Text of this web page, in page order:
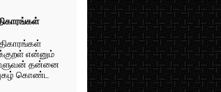
என்னும்
தன்னை
கொண்ட